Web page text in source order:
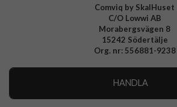
Comviq by SkalHuset
C/O Lowwi AB
Morabergsvägen 8
15242 Södertälje
Org. nr: 556881-9238
HANDLA